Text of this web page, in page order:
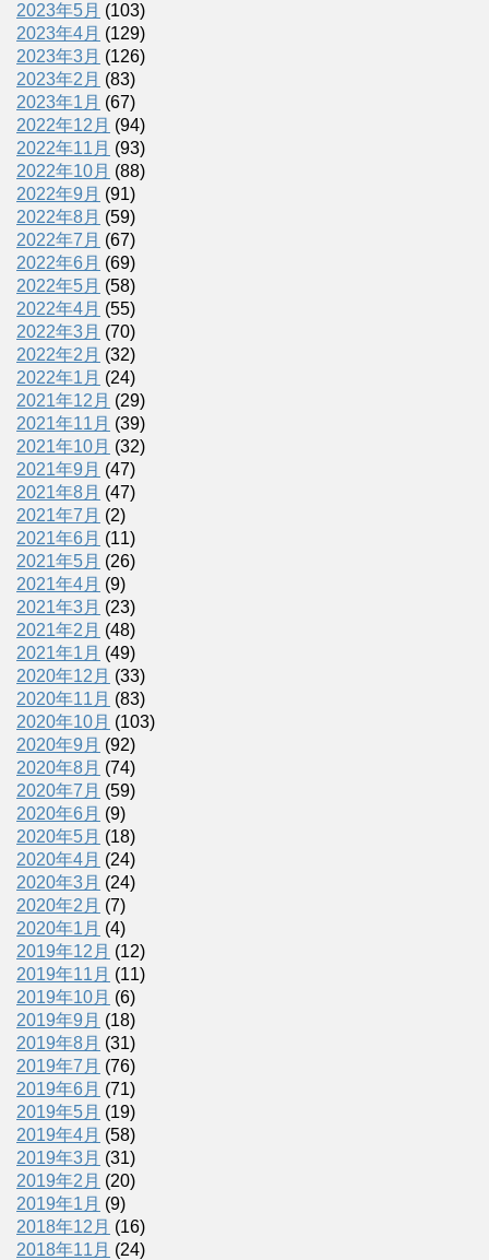
2023年5月 (103)
2023年4月 (129)
2023年3月 (126)
2023年2月 (83)
2023年1月 (67)
2022年12月 (94)
2022年11月 (93)
2022年10月 (88)
2022年9月 (91)
2022年8月 (59)
2022年7月 (67)
2022年6月 (69)
2022年5月 (58)
2022年4月 (55)
2022年3月 (70)
2022年2月 (32)
2022年1月 (24)
2021年12月 (29)
2021年11月 (39)
2021年10月 (32)
2021年9月 (47)
2021年8月 (47)
2021年7月 (2)
2021年6月 (11)
2021年5月 (26)
2021年4月 (9)
2021年3月 (23)
2021年2月 (48)
2021年1月 (49)
2020年12月 (33)
2020年11月 (83)
2020年10月 (103)
2020年9月 (92)
2020年8月 (74)
2020年7月 (59)
2020年6月 (9)
2020年5月 (18)
2020年4月 (24)
2020年3月 (24)
2020年2月 (7)
2020年1月 (4)
2019年12月 (12)
2019年11月 (11)
2019年10月 (6)
2019年9月 (18)
2019年8月 (31)
2019年7月 (76)
2019年6月 (71)
2019年5月 (19)
2019年4月 (58)
2019年3月 (31)
2019年2月 (20)
2019年1月 (9)
2018年12月 (16)
2018年11月 (24)